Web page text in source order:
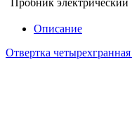
Описание
Отвертка